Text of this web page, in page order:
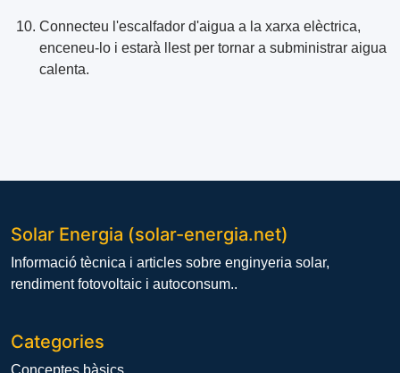
Connecteu l'escalfador d'aigua a la xarxa elèctrica,
enceneu-lo i estarà llest per tornar a subministrar aigua
calenta.
Solar Energia (solar-energia.net)
Informació tècnica i articles sobre enginyeria solar,
rendiment fotovoltaic i autoconsum..
Categories